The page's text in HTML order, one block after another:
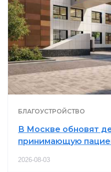
БЛАГОУСТРОЙСТВО
В Москве обновят
принимающую
2026-08-03